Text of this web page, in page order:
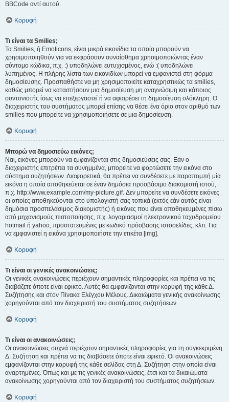
BBCode αντί αυτού.
Κορυφή
Τι είναι τα Smilies;
Τα Smilies, ή Emoticons, είναι μικρά εικονίδια τα οποία μπορούν να
χρησιμοποιηθούν για να εκφράσουν συναίσθημα χρησιμοποιώντας έναν
σύντομο κώδικα, π.χ. :) υποδηλώνει ευτυχισμένος, ενώ :( υποδηλώνει
λυπημένος. Η πλήρης λίστα των εικονιδίων μπορεί να εμφανιστεί στη φόρμα
δημοσίευσης. Προσπαθήστε να μη χρησιμοποιείτε καταχρηστικώς τα smilies,
καθώς μπορεί να καταστήσουν μια δημοσίευση μη αναγνώσιμη και κάποιος
συντονιστής ίσως να επεξεργαστεί ή να αφαιρέσει τη δημοσίευση ολόκληρη. Ο
διαχειριστής του συστήματος μπορεί επίσης να θέσει ένα όριο στον αριθμό των
smilies που μπορείτε να χρησιμοποιήσετε σε μια δημοσίευση.
Κορυφή
Μπορώ να δημοσιεύω εικόνες;
Ναι, εικόνες μπορούν να εμφανίζονται στις δημοσιεύσεις σας. Εάν ο
διαχειριστής επιτρέπει τα συνημμένα, μπορείτε να φορτώσετε την εικόνα στο
σύστημα συζητήσεων. Διαφορετικά, θα πρέπει να συνδέσετε με παραπομπή μία
εικόνα η οποία αποθηκεύεται σε έναν δημόσια προσβάσιμο διακομιστή ιστού,
π.χ. http://www.example.com/my-picture.gif. Δεν μπορείτε να συνδέσετε εικόνες
οι οποίες αποθηκεύονται στο υπολογιστή σας τοπικά (εκτός εάν αυτός είναι
δημόσια προσπελάσιμος διακομιστής) ή εικόνες που είναι αποθηκευμένες πίσω
από μηχανισμούς πιστοποίησης, π.χ. λογαριασμοί ηλεκτρονικού ταχυδρομείου
hotmail ή yahoo, προστατευμένες με κωδικό πρόσβασης ιστοσελίδες, κλπ. Για
να εμφανιστεί η εικόνα χρησιμοποιήστε την ετικέτα [img].
Κορυφή
Τι είναι οι γενικές ανακοινώσεις;
Οι γενικές ανακοινώσεις περιέχουν σημαντικές πληροφορίες και πρέπει να τις
διαβάζετε όποτε είναι εφικτό. Αυτές θα εμφανίζονται στην κορυφή της κάθε Δ.
Συζήτησης και στον Πίνακα Ελέγχου Μέλους. Δικαιώματα γενικής ανακοίνωσης
χορηγούνται από τον διαχειριστή του συστήματος συζητήσεων.
Κορυφή
Τι είναι οι ανακοινώσεις;
Οι ανακοινώσεις συχνά περιέχουν σημαντικές πληροφορίες για τη συγκεκριμένη
Δ. Συζήτηση και πρέπει να τις διαβάσετε όποτε είναι εφικτό. Οι ανακοινώσεις
εμφανίζονται στην κορυφή της κάθε σελίδας στη Δ. Συζήτηση στην οποία είναι
αναρτημένες. Όπως και με τις γενικές ανακοινώσεις, έτσι και τα δικαιώματα
ανακοίνωσης χορηγούνται από τον διαχειριστή του συστήματος συζητήσεων.
Κορυφή